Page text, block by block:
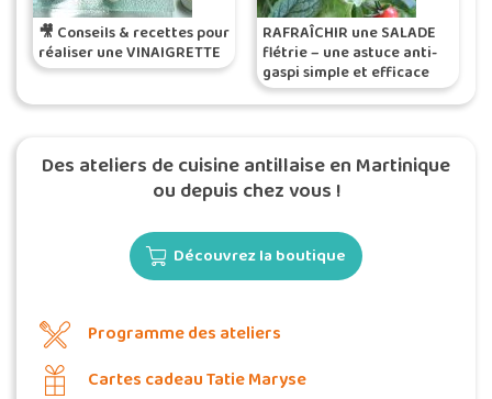
🎥 Conseils & recettes pour
réaliser une VINAIGRETTE
RAFRAÎCHIR une SALADE
flétrie – une astuce anti-
gaspi simple et efficace
Des ateliers de cuisine antillaise en Martinique
ou depuis chez vous !
Découvrez la boutique
Programme des ateliers
Cartes cadeau Tatie Maryse